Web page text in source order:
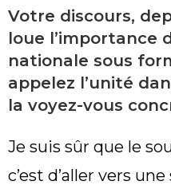
Votre discours,
loue l’importance
nationale sous
appelez l’unité
la voyez-vous
Je suis sûr que le
c’est d’aller vers